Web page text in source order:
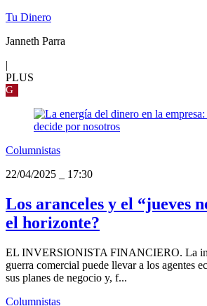
Tu Dinero
Janneth Parra
|
PLUS
G
Columnistas
22/04/2025
17:30
Los aranceles y el “jueves
el horizonte?
EL INVERSIONISTA FINANCIERO. La
guerra comercial puede llevar a los agentes
sus planes de negocio y, f...
Columnistas